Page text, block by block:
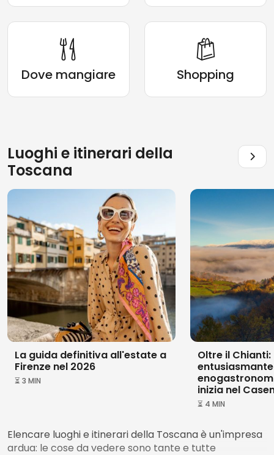
Dove mangiare Shopping
Luoghi e itinerari della
Toscana
La guida definitiva all'estate a
Firenze nel 2026
⏳ 3 MIN
Oltre il Chianti:
inizia nel
⏳ 4 MIN
Elencare luoghi e itinerari della Toscana è un'impresa
ardua: le cose da vedere sono tante e tutte